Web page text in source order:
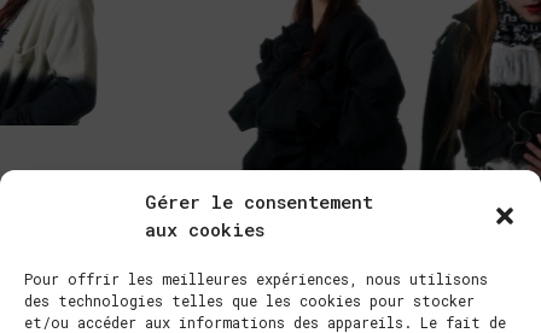
Gérer le consentement
aux cookies
Pour offrir les meilleures expériences, nous utilisons
des technologies telles que les cookies pour stocker
et/ou accéder aux informations des appareils. Le fait de